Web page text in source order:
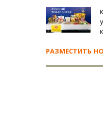
РАЗМЕСТИТЬ